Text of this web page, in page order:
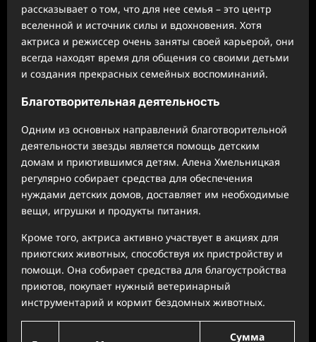
рассказывает о том, что для нее семья – это центр
вселенной и источник силы и вдохновения. Хотя
актриса и режиссер очень заняты своей карьерой, они
всегда находят время для общения со своими детьми
и создания прекрасных семейных воспоминаний.
Благотворительная деятельность
Одним из основных направлений благотворительной
деятельности звезды является помощь детским
домам и приютившимся детям. Алена Хмельницкая
регулярно собирает средства для обеспечения
нуждами детских домов, доставляет им необходимые
вещи, игрушки и продукты питания.
Кроме того, актриса активно участвует в акциях для
приютских животных, способствуя их пристройству и
помощи. Она собирает средства для благоустройства
приютов, покупает нужный ветеринарный
инструментарий и кормит бездомных животных.
Сумма